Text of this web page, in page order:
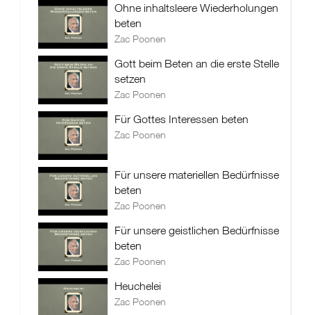
Ohne inhaltsleere Wiederholungen
beten
Zac Poonen
Gott beim Beten an die erste Stelle
setzen
Zac Poonen
Für Gottes Interessen beten
Zac Poonen
Für unsere materiellen Bedürfnisse
beten
Zac Poonen
Für unsere geistlichen Bedürfnisse
beten
Zac Poonen
Heuchelei
Zac Poonen